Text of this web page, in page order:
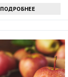
ПОДРОБНЕЕ